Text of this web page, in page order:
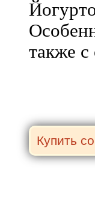
также